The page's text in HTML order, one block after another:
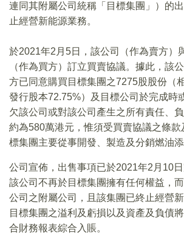
連同其附屬公司統稱「目標集團」）的
止經營新能源業務。
於2021年2月5日，該公司（作為賣方）
（作為買方）訂立買賣協議。據此，該
方已同意購買目標集團之7275股股份（
發行股本72.75%）及目標公司於完成時
欠該公司或對該公司產生之所有責任、
約為580萬港元，惟須受買賣協議之條款
標集團主要從事開發、製造及分銷燃油添
公司宣佈，出售事項已於2021年2月10日
該公司不再於目標集團擁有任何權益，
公司之附屬公司，且該集團已終止經營
目標集團之溢利及虧損以及資產及負債
合財務報表綜合入賬。